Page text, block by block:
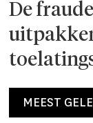
De
MEEST